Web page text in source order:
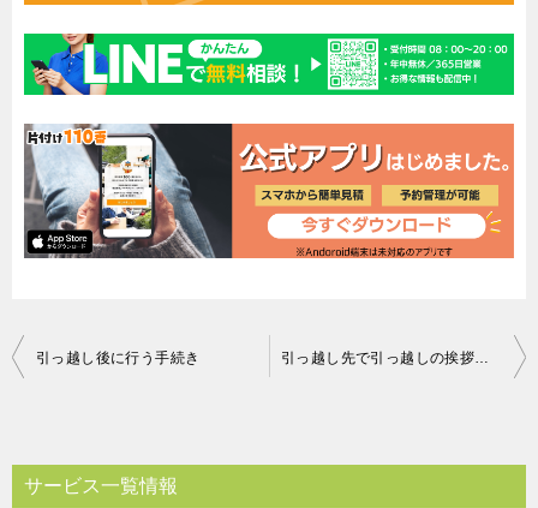
投
ビ
引っ越し後に行う手続き
サービス一覧情報